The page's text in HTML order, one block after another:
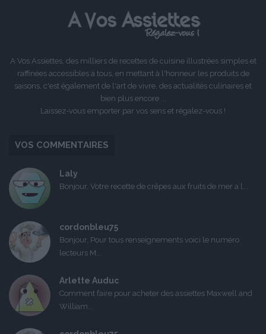
A Vos Assiettes, des milliers de recettes de cuisine illustrées simples et
raffinées accessibles à tous, en mettant à l'honneur les produits de
saisons, c'est également de l'art de vivre, des actualités culinaires et
bien plus encore ...
Laissez-vous emporter par vos sens et régalez-vous !
VOS COMMENTAIRES
Laly
Bonjour, Votre recette de crêpes aux fruits de mer a l...
cordonbleu75
Bonjour, Pour tous renseignements voici le numéro
lecteurs M...
Arlette Auduc
Comment faire pour acheter des assiettes Maxwell and
William...